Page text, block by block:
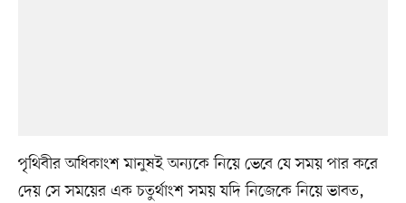
পৃথিবীর অধিকাংশ মানুষই অন্যকে নিয়ে ভেবে যে সময় পার করে
দেয় সে সময়ের এক চতুর্থাংশ সময় যদি নিজেকে নিয়ে ভাবত,